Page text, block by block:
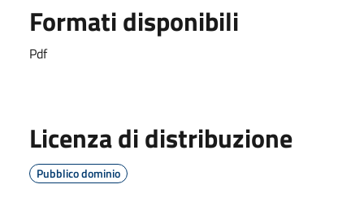
Formati disponibili
Pdf
Licenza di distribuzione
Pubblico dominio